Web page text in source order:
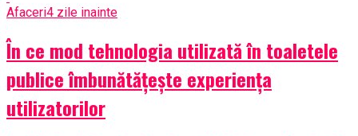
Afaceri4 zile inainte
În ce mod tehnologia utilizată în toaletele
publice îmbunătățește experiența
utilizatorilor